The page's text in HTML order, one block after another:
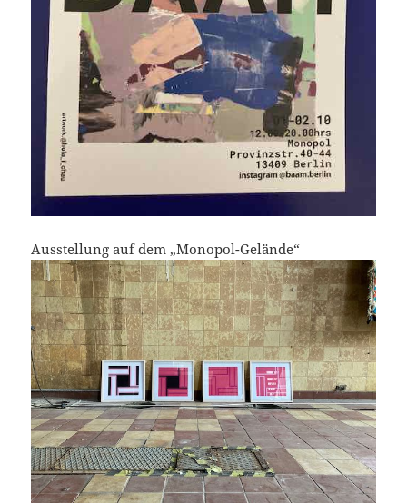
Ausstellung auf dem „Monopol-Gelände“